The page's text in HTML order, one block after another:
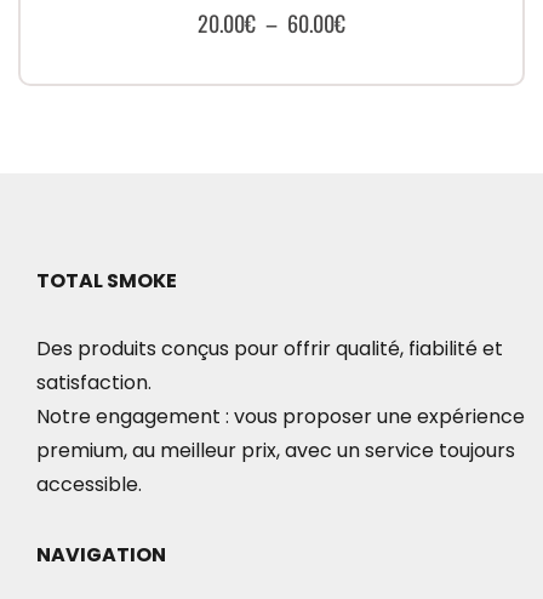
20.00€ – 60.00€Plage
prix :
être
sur
la
TOTAL SMOKE
Des produits conçus pour offrir qualité, fiabilité et
satisfaction.
Notre engagement : vous proposer une expérience
premium, au meilleur prix, avec un service toujours
accessible.
NAVIGATION